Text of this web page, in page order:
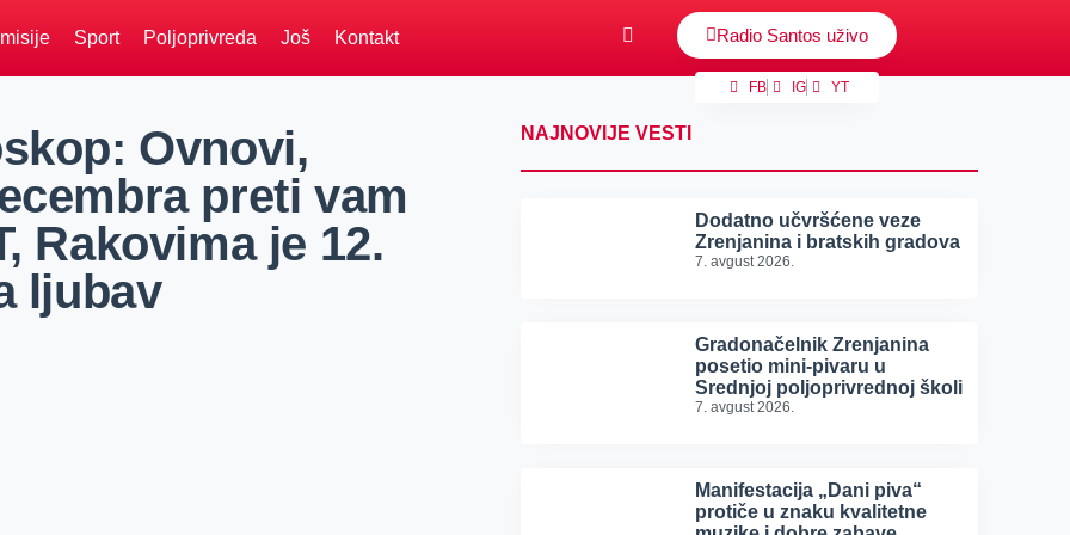
Sport Poljoprivreda Još Kontakt Radio Santos uživo
FB IG YT
Ovnovi,
preti vam
Rakovima je 12.
ljubav
NAJNOVIJE VESTI
Dodatno učvršćene veze
Zrenjanina i bratskih gradova
7. avgust 2026.
Gradonačelnik Zrenjanina
posetio mini-pivaru u
Srednjoj poljoprivrednoj školi
7. avgust 2026.
Manifestacija „Dani piva“
protiče u znaku kvalitetne